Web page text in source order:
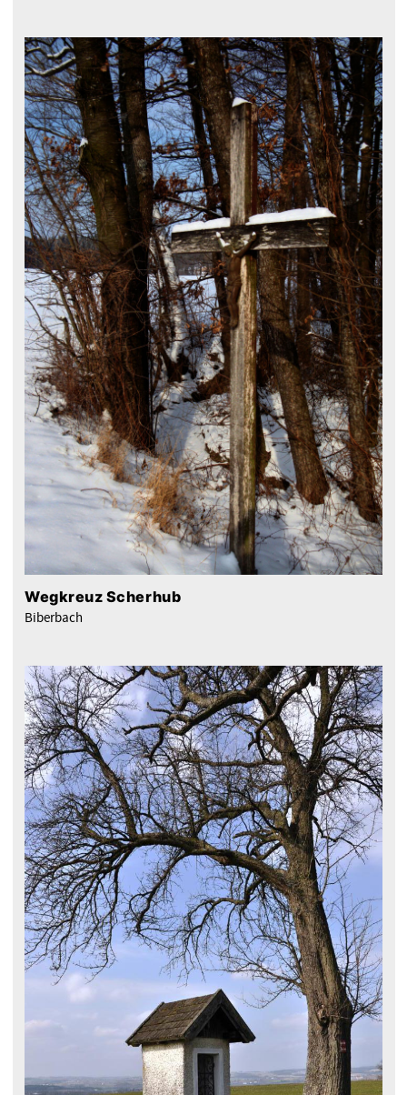
Wegkreuz Scherhub
Biberbach